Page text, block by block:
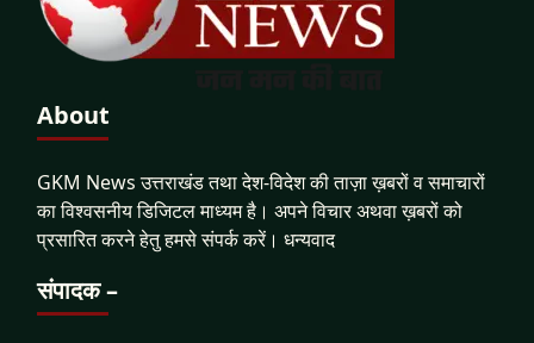
About
GKM News उत्तराखंड तथा देश-विदेश की ताज़ा ख़बरों व समाचारों
का विश्वसनीय डिजिटल माध्यम है। अपने विचार अथवा ख़बरों को
प्रसारित करने हेतु हमसे संपर्क करें। धन्यवाद
संपादक –